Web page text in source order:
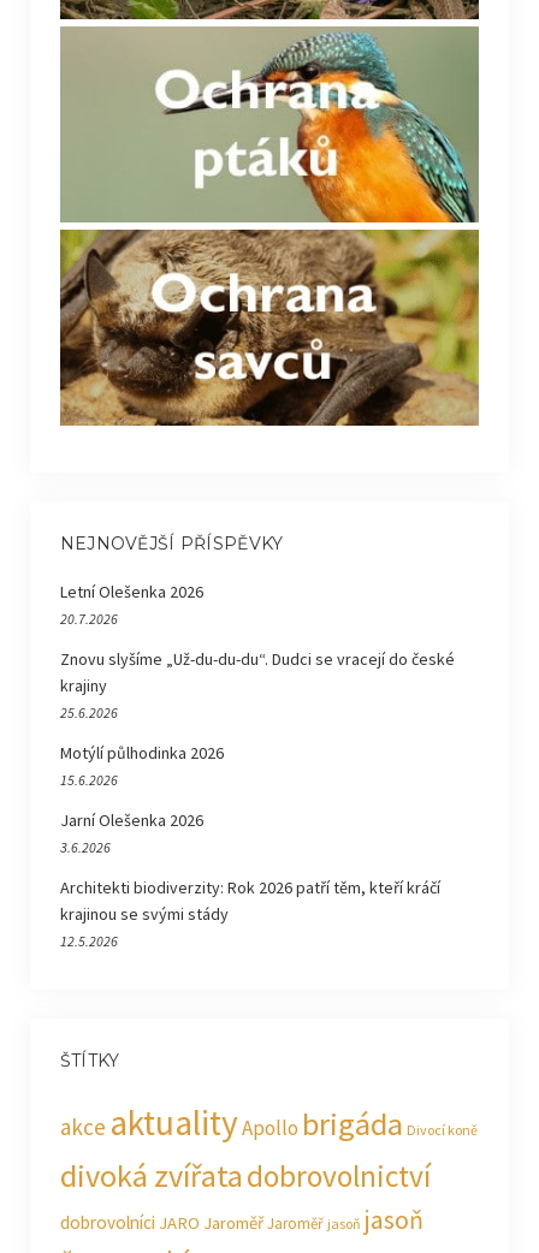
NEJNOVĚJŠÍ PŘÍSPĚVKY
Letní Olešenka 2026
20.7.2026
Znovu slyšíme „Už-du-du-du“. Dudci se vracejí do české
krajiny
25.6.2026
Motýlí půlhodinka 2026
15.6.2026
Jarní Olešenka 2026
3.6.2026
Architekti biodiverzity: Rok 2026 patří těm, kteří kráčí
krajinou se svými stády
12.5.2026
ŠTÍTKY
akce aktualityApollo brigáda Divocí koně
divoká zvířatadobrovolnictví
dobrovolníci JARO JaroměřJaroměř jasoň jasoň